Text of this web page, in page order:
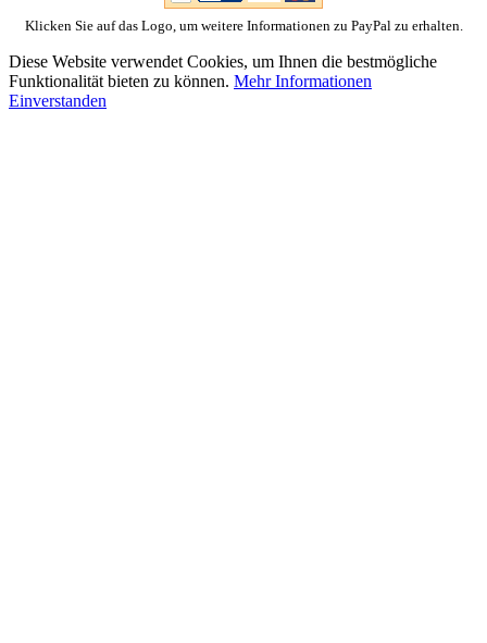
Klicken Sie auf das Logo, um weitere Informationen zu PayPal zu erhalten.
Diese Website verwendet Cookies, um Ihnen die bestmögliche
Funktionalität bieten zu können. Mehr Informationen
Einverstanden